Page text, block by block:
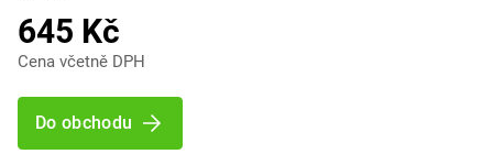
645 Kč
Cena včetně DPH
Do obchodu